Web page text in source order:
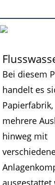
Bei diesem
handelt es
mehrere
hinweg mit
ausgestattet